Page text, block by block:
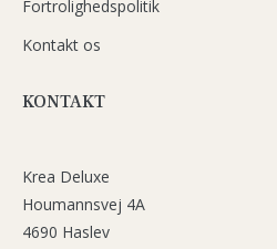
Fortrolighedspolitik
Kontakt os
KONTAKT
Krea Deluxe
Houmannsvej 4A
4690 Haslev